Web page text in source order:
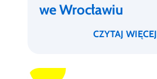
we Wrocławiu
CZYTAJ WIĘCEJ